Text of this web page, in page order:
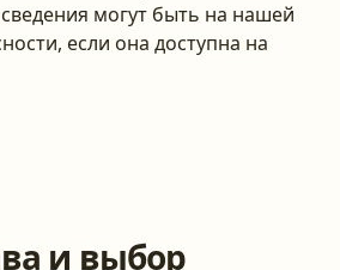
могут быть на нашей
если она доступна на
и выбор